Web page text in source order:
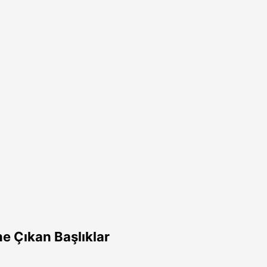
Çıkan Başlıklar